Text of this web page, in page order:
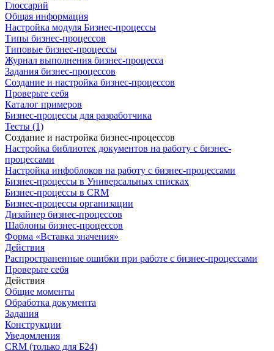
Глоссарий
Общая информация
Настройка модуля Бизнес-процессы
Типы бизнес-процессов
Типовые бизнес-процессы
Журнал выполнения бизнес-процесса
Задания бизнес-процессов
Создание и настройка бизнес-процессов
Проверьте себя
Каталог примеров
Бизнес-процессы для разработчика
Тесты (1)
Создание и настройка бизнес-процессов
Настройка библиотек документов на работу с бизнес-
процессами
Настройка инфоблоков на работу с бизнес-процессами
Бизнес-процессы в Универсальных списках
Бизнес-процессы в CRM
Бизнес-процессы организации
Дизайнер бизнес-процессов
Шаблоны бизнес-процессов
Форма «Вставка значения»
Действия
Распространенные ошибки при работе с бизнес-процессами
Проверьте себя
Действия
Общие моменты
Обработка документа
Задания
Конструкции
Уведомления
CRM (только для Б24)